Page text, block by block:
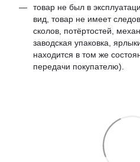
товар не был в
вид, товар не имеет
сколов, потёртостей,
заводская упаковка,
находится в том же
передачи покупателю).